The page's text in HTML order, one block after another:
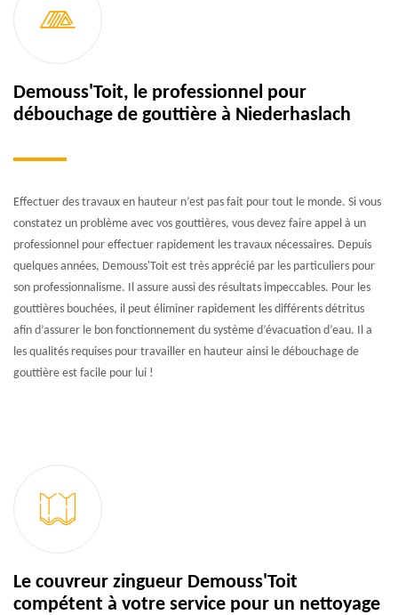
Demouss'Toit, le professionnel pour
débouchage de gouttière à Niederhaslach
Effectuer des travaux en hauteur n’est pas fait pour tout le monde. Si vous
constatez un problème avec vos gouttières, vous devez faire appel à un
professionnel pour effectuer rapidement les travaux nécessaires. Depuis
quelques années, Demouss'Toit est très apprécié par les particuliers pour
son professionnalisme. Il assure aussi des résultats impeccables. Pour les
gouttières bouchées, il peut éliminer rapidement les différents détritus
afin d’assurer le bon fonctionnement du système d’évacuation d’eau. Il a
les qualités requises pour travailler en hauteur ainsi le débouchage de
gouttière est facile pour lui !
Le couvreur zingueur Demouss'Toit
compétent à votre service pour un nettoyage